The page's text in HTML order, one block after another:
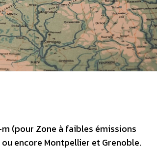
(pour Zone à faibles émissions
encore Montpellier et Grenoble.